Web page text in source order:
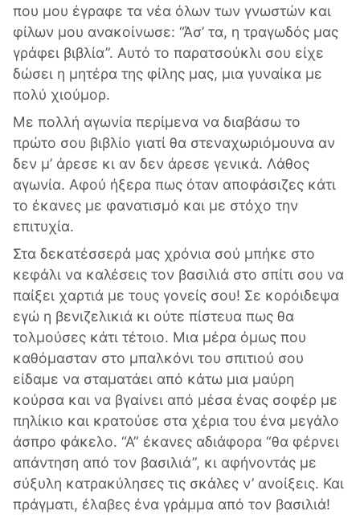
που μου έγραφε τα νέα όλων των γνωστών και
φίλων μου ανακοίνωσε: “Άσ’ τα, η τραγωδός μας
γράφει βιβλία”. Αυτό το παρατσούκλι σου είχε
δώσει η μητέρα της φίλης μας, μια γυναίκα με
πολύ χιούμορ.
Με πολλή αγωνία περίμενα να διαβάσω το
πρώτο σου βιβλίο γιατί θα στεναχωριόμουνα αν
δεν μ’ άρεσε κι αν δεν άρεσε γενικά. Λάθος
αγωνία. Αφού ήξερα πως όταν αποφάσιζες κάτι
το έκανες με φανατισμό και με στόχο την
επιτυχία.
Στα δεκατέσσερά μας χρόνια σού μπήκε στο
κεφάλι να καλέσεις τον βασιλιά στο σπίτι σου να
παίξει χαρτιά με τους γονείς σου! Σε κορόιδεψα
εγώ η βενιζελικιά κι ούτε πίστευα πως θα
τολμούσες κάτι τέτοιο. Μια μέρα όμως που
καθόμασταν στο μπαλκόνι του σπιτιού σου
είδαμε να σταματάει από κάτω μια μαύρη
κούρσα και να βγαίνει από μέσα ένας σοφέρ με
πηλίκιο και κρατούσε στα χέρια του ένα μεγάλο
άσπρο φάκελο. “Α” έκανες αδιάφορα “θα φέρνει
απάντηση από τον βασιλιά”, κι αφήνοντάς με
σύξυλη κατρακύλησες τις σκάλες ν’ ανοίξεις. Και
πράγματι, έλαβες ένα γράμμα από τον βασιλιά!